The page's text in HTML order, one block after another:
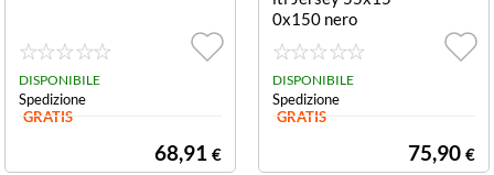
DISPONIBILE
Spedizione
GRATIS
68,91 €
0x150 nero
DISPONIBILE
Spedizione
GRATIS
75,90 €